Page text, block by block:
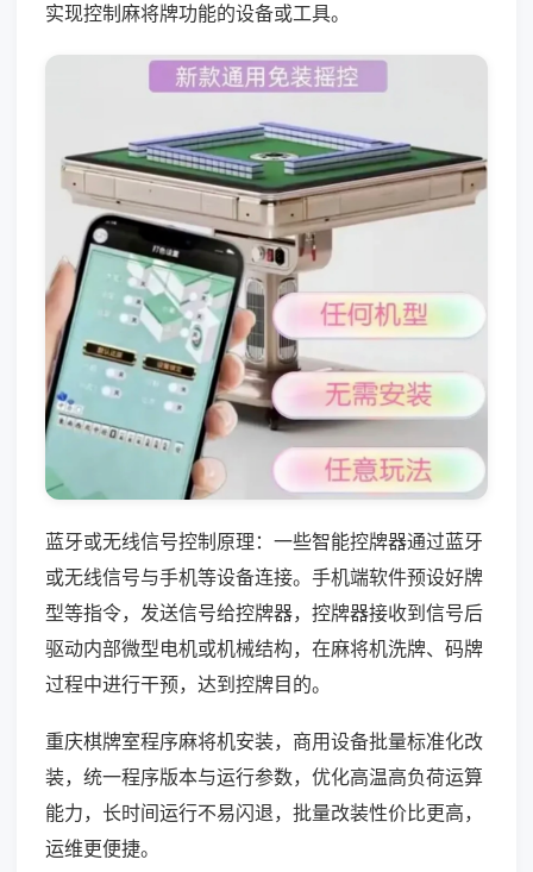
实现控制麻将牌功能的设备或工具。
蓝牙或无线信号控制原理：一些智能控牌器通过蓝牙
或无线信号与手机等设备连接。手机端软件预设好牌
型等指令，发送信号给控牌器，控牌器接收到信号后
驱动内部微型电机或机械结构，在麻将机洗牌、码牌
过程中进行干预，达到控牌目的。
重庆棋牌室程序麻将机安装，商用设备批量标准化改
装，统一程序版本与运行参数，优化高温高负荷运算
能力，长时间运行不易闪退，批量改装性价比更高，
运维更便捷。